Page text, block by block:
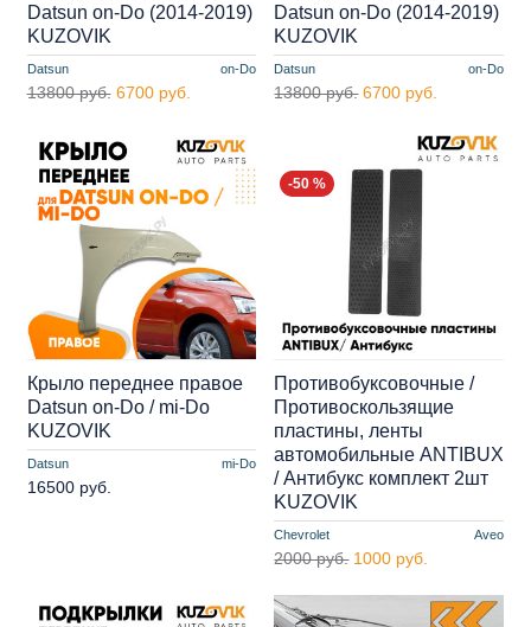
Datsun on-Do
Datsun on-Do (2014-2019)
KUZOVIK
13800 руб. 6700 руб.
Datsun on-Do
Datsun on-Do (2014-2019)
KUZOVIK
13800 руб. 6700 руб.
Datsun mi-Do
Крыло переднее правое
Datsun on-Do / mi-Do
KUZOVIK
16500 руб.
-50 %
Chevrolet Aveo
Противобуксовочные /
Противоскользящие
пластины, ленты
автомобильные ANTIBUX
/ Антибукс комплект 2шт
KUZOVIK
2000 руб. 1000 руб.